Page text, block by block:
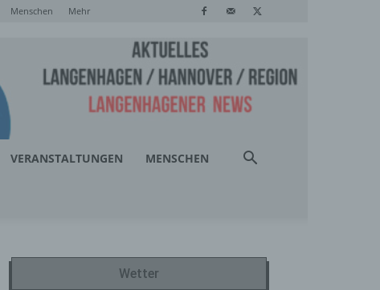
Menschen Mehr
VERANSTALTUNGEN MENSCHEN
Wetter